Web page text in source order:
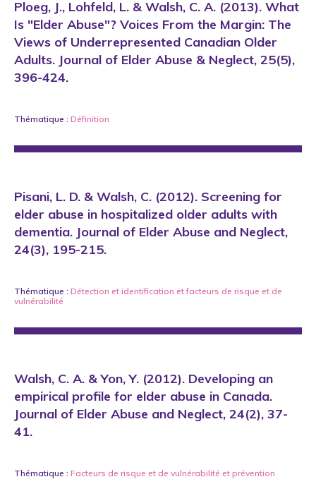
Ploeg, J., Lohfeld, L. & Walsh, C. A. (2013). What
Is "Elder Abuse"? Voices From the Margin: The
Views of Underrepresented Canadian Older
Adults. Journal of Elder Abuse & Neglect, 25(5),
396-424.
Thématique : Définition
Pisani, L. D. & Walsh, C. (2012). Screening for
elder abuse in hospitalized older adults with
dementia. Journal of Elder Abuse and Neglect,
24(3), 195-215.
Thématique : Détection et identification etfacteurs de risque et de
vulnérabilité
Walsh, C. A. & Yon, Y. (2012). Developing an
empirical profile for elder abuse in Canada.
Journal of Elder Abuse and Neglect, 24(2), 37-
41.
Thématique : Facteurs de risque et de vulnérabilité et prévention